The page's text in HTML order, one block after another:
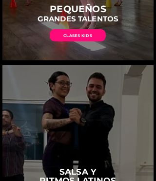
PEQUEÑOS
GRANDES TALENTOS
CLASES KIDS
SALSA Y